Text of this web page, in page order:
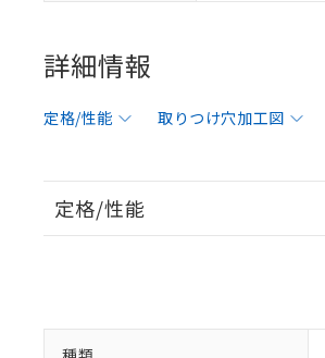
詳細情報
定格/性能 取りつけ穴加工図
定格/性能